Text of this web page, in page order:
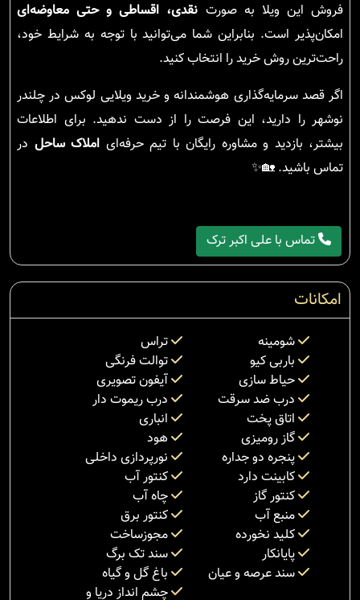
فروش این ویلا به صورت نقدی، اقساطی و حتی معاوضه‌ای
امکان‌پذیر است. بنابراین شما می‌توانید با توجه به شرایط خود،
راحت‌ترین روش خرید را انتخاب کنید.
اگر قصد سرمایه‌گذاری هوشمندانه و خرید ویلایی لوکس در چلندر
نوشهر را دارید، این فرصت را از دست ندهید. برای اطلاعات
بیشتر، بازدید و مشاوره رایگان با تیم حرفه‌ای املاک ساحل در
تماس باشید. 🏡✨
تماس با علی اکبر ترک
امکانات
شومینه
تراس
باربی کیو
توالت فرنگی
حیاط سازی
آیفون تصویری
درب ضد سرقت
درب ریموت دار
اتاق پخت
انباری
گاز رومیزی
هود
پنجره دو جداره
نورپردازی داخلی
کابینت دارد
کنتور آب
کنتور گاز
چاه آب
منبع آب
کنتور برق
کلید نخورده
مجوزساخت
پایانکار
سند تک برگ
سند عرصه و عیان
باغ گل و گیاه
چشم انداز دریا و